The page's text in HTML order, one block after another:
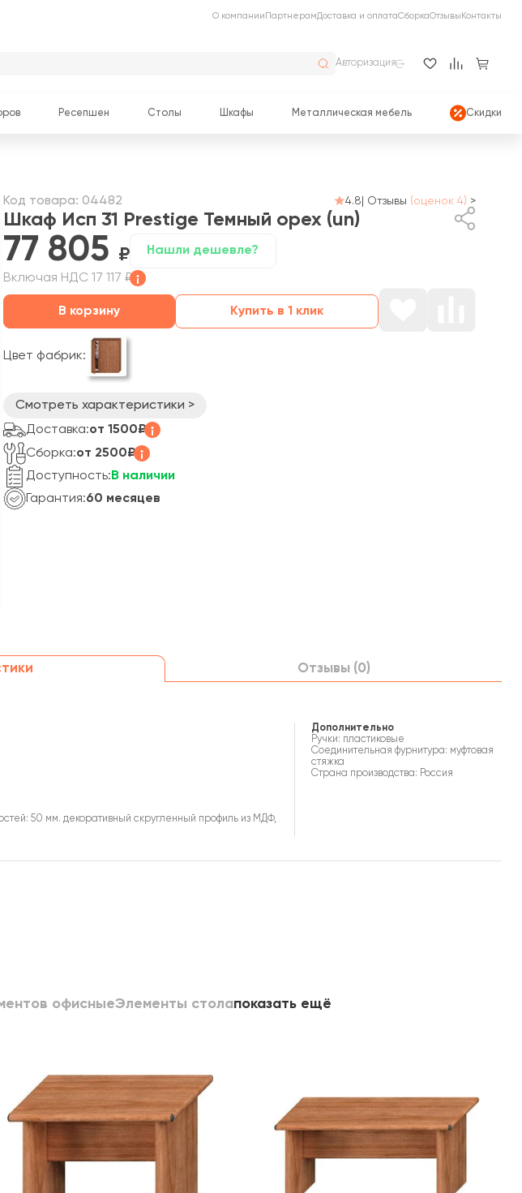
О компании ПартнерамДоставка и оплатаСборкаОтзывы Контакты
Авторизация
Ресепшен Столы Шкафы Металлическая мебель Скидки
Код товара: 04482 4.8 Отзывы (оценок 4) >
Шкаф Исп 31 Prestige Темный орех (un)
77 805 Нашли дешевле?
Включая НДС 17 117 ₽
В корзину Купить в 1 клик
Цвет фабрик:
Смотреть характеристики >
Доставка:от 1500₽
Сборка:от 2500₽
Доступность: В наличии
Гарантия:60 месяцев
Отзывы (0)
50 мм. декоративный скругленный профиль из МДФ,
Дополнительно
Ручки: пластиковые
Соединительная фурнитура: муфтовая
стяжка
Страна производства: Россия
офисныеЭлементы столапоказать ещё